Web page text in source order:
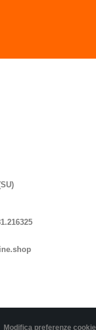
Modifica preferenze cookie